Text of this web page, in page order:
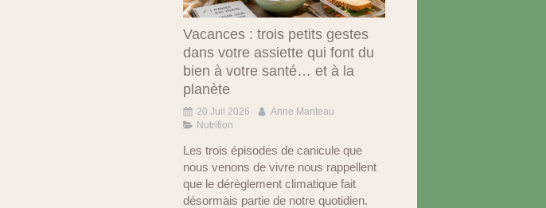
Vacances : trois petits gestes
dans votre assiette qui font du
bien à votre santé… et à la
planète
20 Juil 2026
Anne Manteau
Nutrition
Les trois épisodes de canicule que
nous venons de vivre nous rappellent
que le dérèglement climatique fait
désormais partie de notre quotidien.